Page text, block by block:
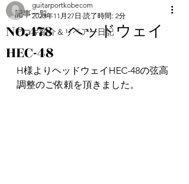
記事一覧
アコギ紹介＆リペアー日記
NO.478 ヘッドウェイ
HEC-48
guitarportkobecom
2023年11月27日 読了時間: 2分
H様よりヘッドウェイHEC-48の弦高
調整のご依頼を頂きました。